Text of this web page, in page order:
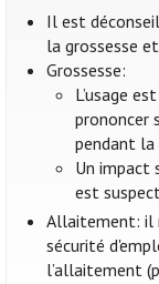
Il est
la grossesse
Grossesse:
L’usage
prononcer
pendant la
Un impact
est
Allaitement: il
sécurité
l’allaitement